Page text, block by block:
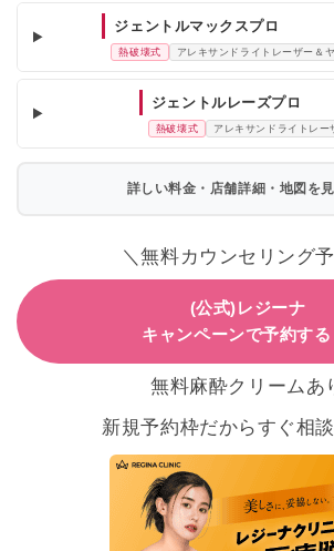
ジェントルマックスプロ
熱破壊式 アレキサンドライトレーザー＆
ジェントルレーズプロ
熱破壊式 アレキサンドライトレー
詳しい料金・店舗詳細・地図を
＼無料カウンセリング
(公式)レジーナ
キャンペーンで予約す
無料麻酔クリームあ
新規予約枠だからすぐ相